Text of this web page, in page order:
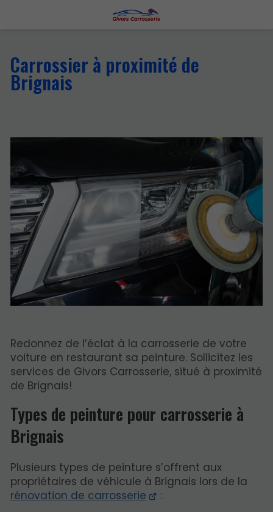
Carrossier à proximité de
Brignais
Redonnez de l’éclat à la carrosserie de votre
voiture en restaurant sa peinture. Sollicitez les
services de Givors Carrosserie, situé à proximité
de Brignais!
Types de peinture pour carrosserie à
Brignais
Plusieurs types de peinture s’offrent aux
propriétaires de véhicule à Brignais lors de la
rénovation de carrosserie
: